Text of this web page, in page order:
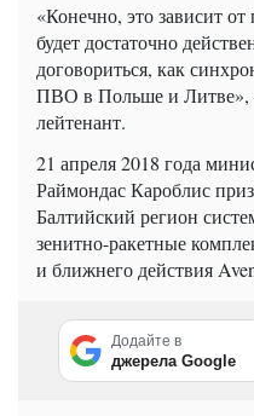
«Конечно, это зависит
будет достаточно
договориться, как
ПВО в Польше и Литве»,
лейтенант.
21 апреля 2018 года
Раймондас Кароблис
Балтийский регион
зенитно-ракетные
и ближнего действия
Додайте в
джерела Google